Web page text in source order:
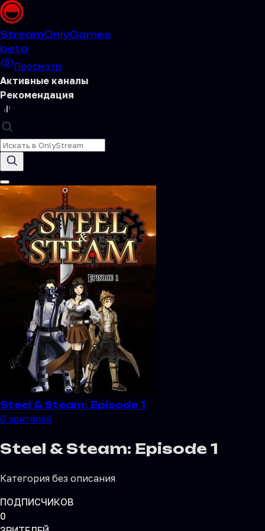
StreamOnlyGames
beta
Просмотр
Активные каналы
Рекомендация
Steel & Steam: Episode 1
0 зрителей
Steel & Steam: Episode 1
Категория без описания
ПОДПИСЧИКОВ
0